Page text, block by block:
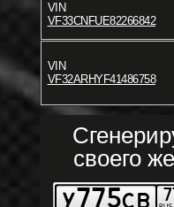
VIN
VF33CNFUE82266842
VIN
VF32ARHYF41486758
своего